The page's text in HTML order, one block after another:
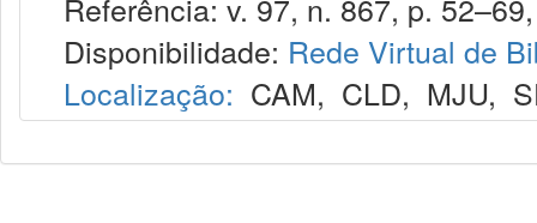
Disponibilidade: Rede Virtual de
Localização: CAM, CLD, MJU,